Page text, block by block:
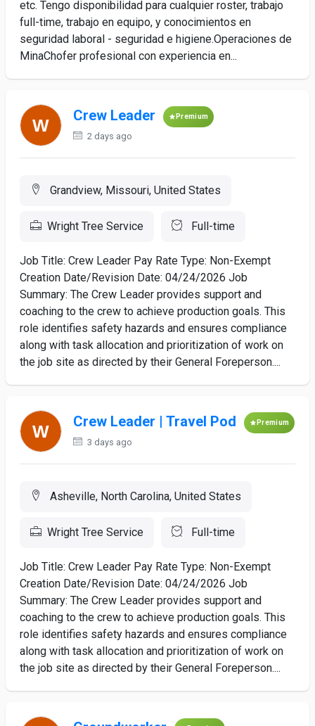
etc. Tengo disponibilidad para cualquier roster, trabajo
full-time, trabajo en equipo, y conocimientos en
seguridad laboral - seguridad e higiene.Operaciones de
MinaChofer profesional con experiencia en...
Crew Leader Premium
2 days ago
Grandview, Missouri, United States
Wright Tree Service Full-time
Job Title: Crew Leader Pay Rate Type: Non-Exempt
Creation Date/Revision Date: 04/24/2026 Job
Summary: The Crew Leader provides support and
coaching to the crew to achieve production goals. This
role identifies safety hazards and ensures compliance
along with task allocation and prioritization of work on
the job site as directed by their General Foreperson....
Crew Leader | Travel Pod Premium
3 days ago
Asheville, North Carolina, United States
Wright Tree Service Full-time
Job Title: Crew Leader Pay Rate Type: Non-Exempt
Creation Date/Revision Date: 04/24/2026 Job
Summary: The Crew Leader provides support and
coaching to the crew to achieve production goals. This
role identifies safety hazards and ensures compliance
along with task allocation and prioritization of work on
the job site as directed by their General Foreperson....